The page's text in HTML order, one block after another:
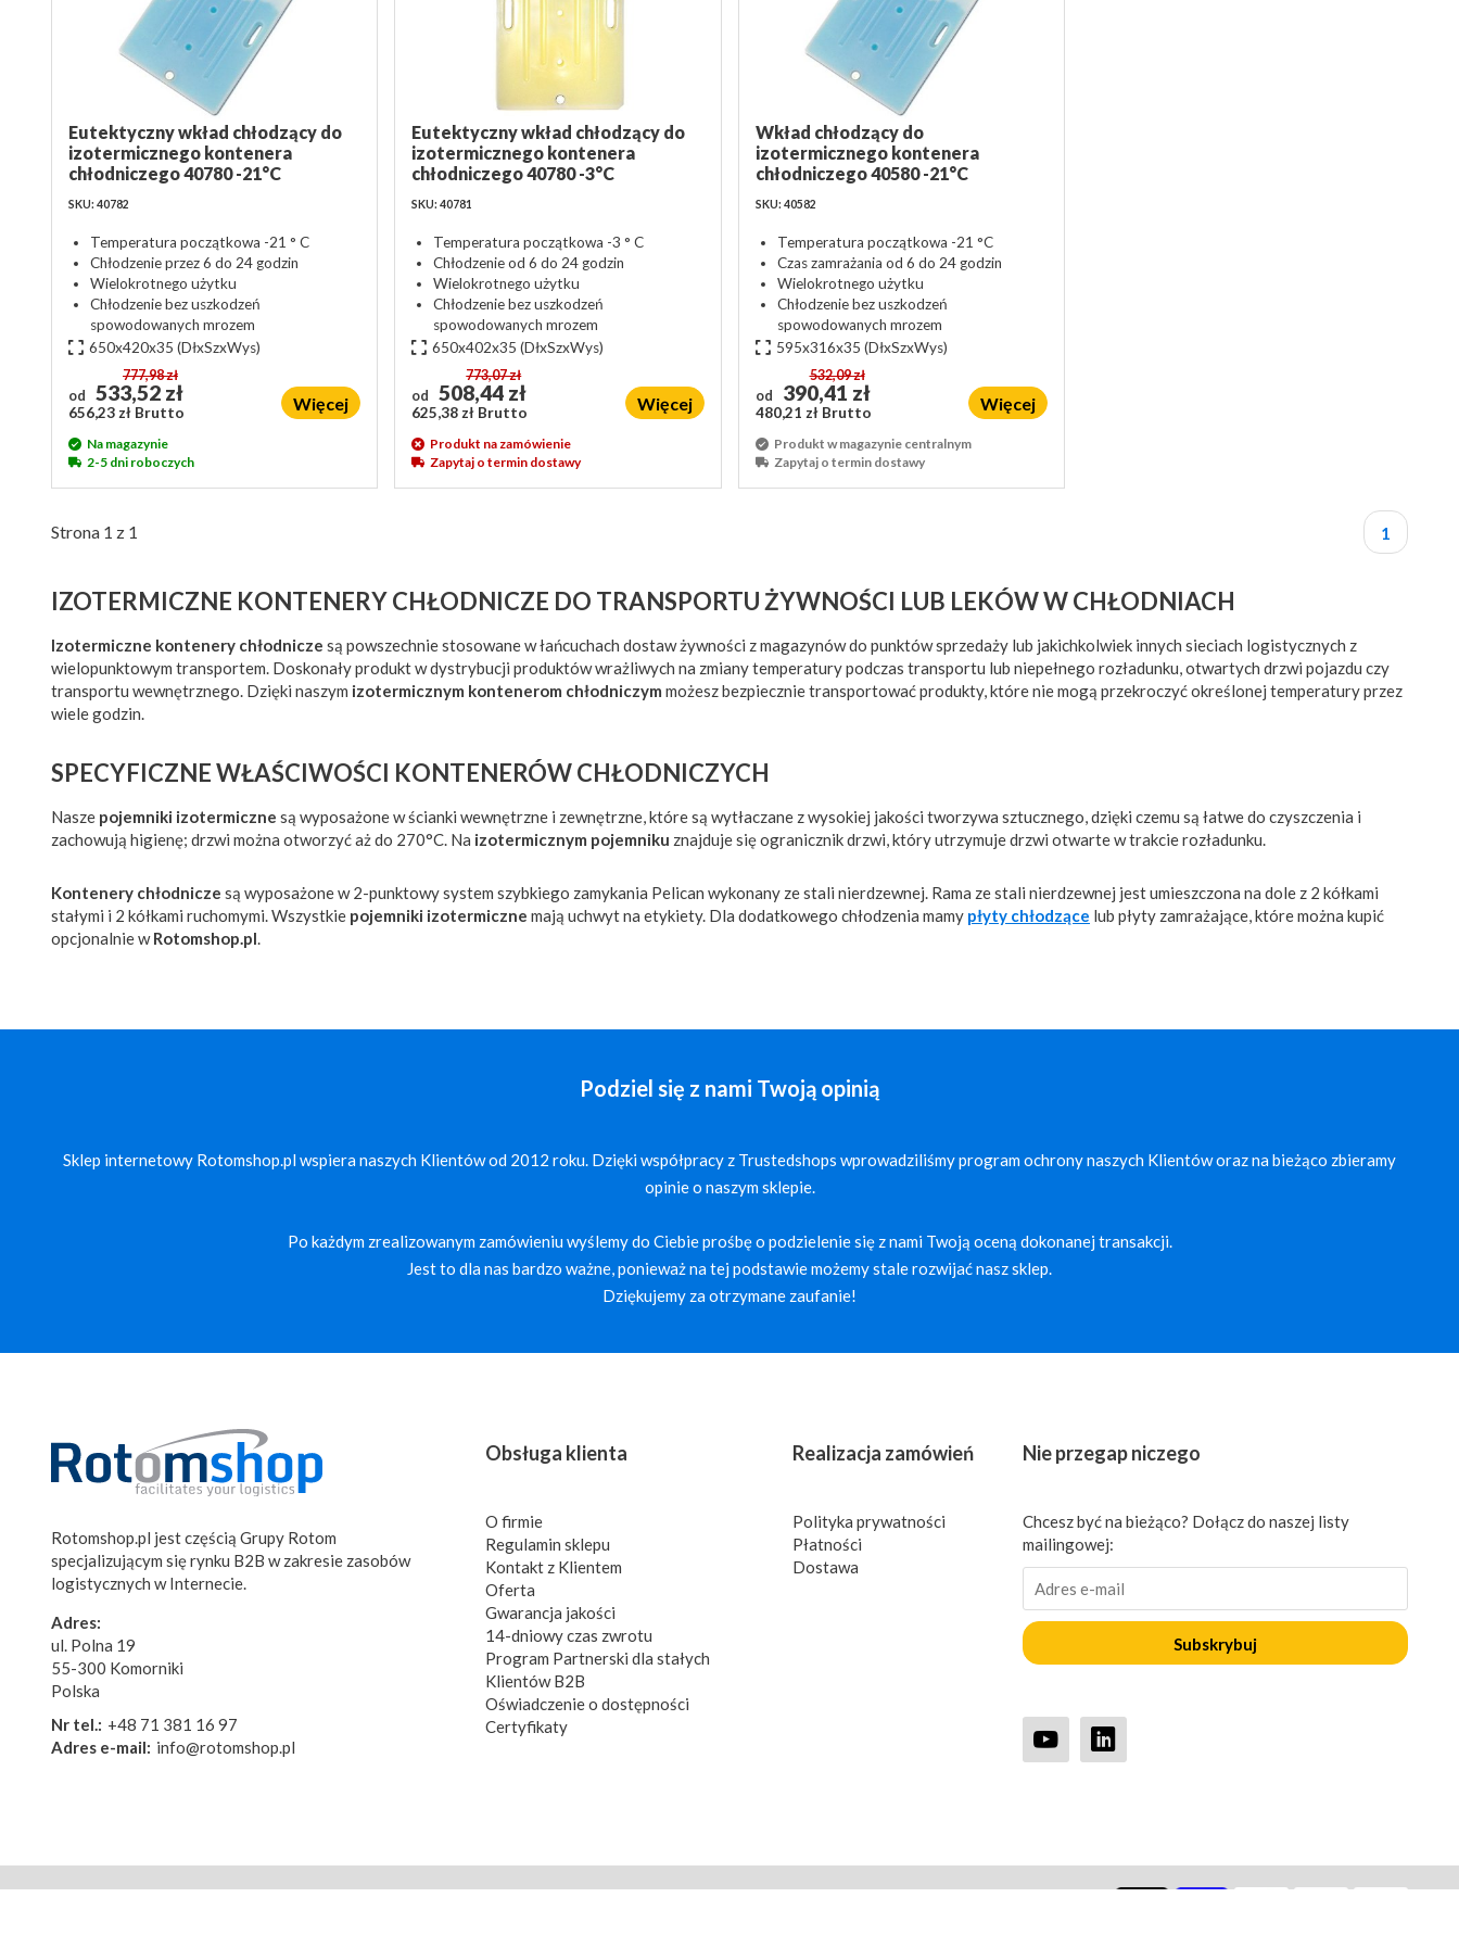
Eutektyczny wkład chłodzący do
izotermicznego kontenera
chłodniczego 40780 -21°C
SKU: 40782
Temperatura początkowa -21 ° C
Chłodzenie przez 6 do 24 godzin
Wielokrotnego użytku
Chłodzenie bez uszkodzeń
spowodowanych mrozem
650x420x35 (DłxSzxWys)
od
777,98 zł
533,52 zł
656,23 zł Brutto Więcej
Na magazynie
2-5 dni roboczych
Eutektyczny wkład chłodzący do
izotermicznego kontenera
chłodniczego 40780 -3°C
SKU: 40781
Temperatura początkowa -3 ° C
Chłodzenie od 6 do 24 godzin
Wielokrotnego użytku
Chłodzenie bez uszkodzeń
spowodowanych mrozem
650x402x35 (DłxSzxWys)
od
773,07 zł
508,44 zł
625,38 zł Brutto Więcej
Produkt na zamówienie
Zapytaj o termin dostawy
Wkład chłodzący do
izotermicznego kontenera
chłodniczego 40580 -21°C
SKU: 40582
Temperatura początkowa -21 °C
Czas zamrażania od 6 do 24 godzin
Wielokrotnego użytku
Chłodzenie bez uszkodzeń
spowodowanych mrozem
595x316x35 (DłxSzxWys)
od
532,09 zł
390,41 zł
480,21 zł Brutto Więcej
Produkt w magazynie centralnym
Zapytaj o termin dostawy
Strona 1 z 1 1
IZOTERMICZNE KONTENERY CHŁODNICZE DO TRANSPORTU ŻYWNOŚCI LUB LEKÓW W CHŁODNIACH
Izotermiczne kontenery chłodnicze są powszechnie stosowane w łańcuchach dostaw żywności z magazynów do punktów sprzedaży lub jakichkolwiek innych sieciach logistycznych z
wielopunktowym transportem. Doskonały produkt w dystrybucji produktów wrażliwych na zmiany temperatury podczas transportu lub niepełnego rozładunku, otwartych drzwi pojazdu czy
transportu wewnętrznego. Dzięki naszym izotermicznym kontenerom chłodniczym możesz bezpiecznie transportować produkty, które nie mogą przekroczyć określonej temperatury przez
wiele godzin.
SPECYFICZNE WŁAŚCIWOŚCI KONTENERÓW CHŁODNICZYCH
Nasze pojemniki izotermiczne są wyposażone w ścianki wewnętrzne i zewnętrzne, które są wytłaczane z wysokiej jakości tworzywa sztucznego, dzięki czemu są łatwe do czyszczenia i
zachowują higienę; drzwi można otworzyć aż do 270°C. Na izotermicznym pojemniku znajduje się ogranicznik drzwi, który utrzymuje drzwi otwarte w trakcie rozładunku.
Kontenery chłodnicze są wyposażone w 2-punktowy system szybkiego zamykania Pelican wykonany ze stali nierdzewnej. Rama ze stali nierdzewnej jest umieszczona na dole z 2 kółkami
stałymi i 2 kółkami ruchomymi. Wszystkie pojemniki izotermiczne mają uchwyt na etykiety. Dla dodatkowego chłodzenia mamy płyty chłodzące lub płyty zamrażające, które można kupić
opcjonalnie wRotomshop.pl.
Podziel się z nami Twoją opinią
Sklep internetowy Rotomshop.pl wspiera naszych Klientów od 2012 roku. Dzięki współpracy z Trustedshops wprowadziliśmy program ochrony naszych Klientów oraz na bieżąco zbieramy
opinie o naszym sklepie.
Po każdym zrealizowanym zamówieniu wyślemy do Ciebie prośbę o podzielenie się z nami Twoją oceną dokonanej transakcji.
Jest to dla nas bardzo ważne, ponieważ na tej podstawie możemy stale rozwijać nasz sklep.
Dziękujemy za otrzymane zaufanie!
Rotomshop.pl jest częścią Grupy Rotom
specjalizującym się rynku B2B w zakresie zasobów
logistycznych w Internecie.
Adres:
ul. Polna 19
55-300 Komorniki
Polska
Nr tel.: +48 71 381 16 97
Adres e-mail: info@rotomshop.pl
Obsługa klienta
O firmie
Regulamin sklepu
Kontakt z Klientem
Oferta
Gwarancja jakości
14-dniowy czas zwrotu
Program Partnerski dla stałych
Klientów B2B
Oświadczenie o dostępności
Certyfikaty
Realizacja zamówień
Polityka prywatności
Płatności
Dostawa
Nie przegap niczego
Chcesz być na bieżąco? Dołącz do naszej listy
mailingowej:
Subskrybuj